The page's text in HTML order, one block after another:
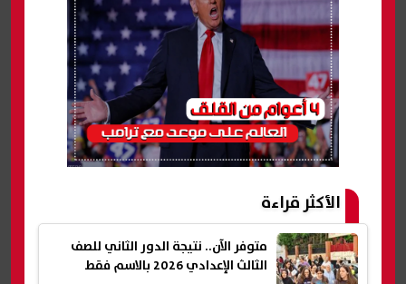
الأكثر قراءة
متوفر الآن.. نتيجة الدور الثاني للصف
الثالث الإعدادي 2026 بالاسم فقط